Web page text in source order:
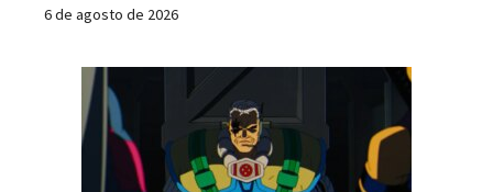
6 de agosto de 2026